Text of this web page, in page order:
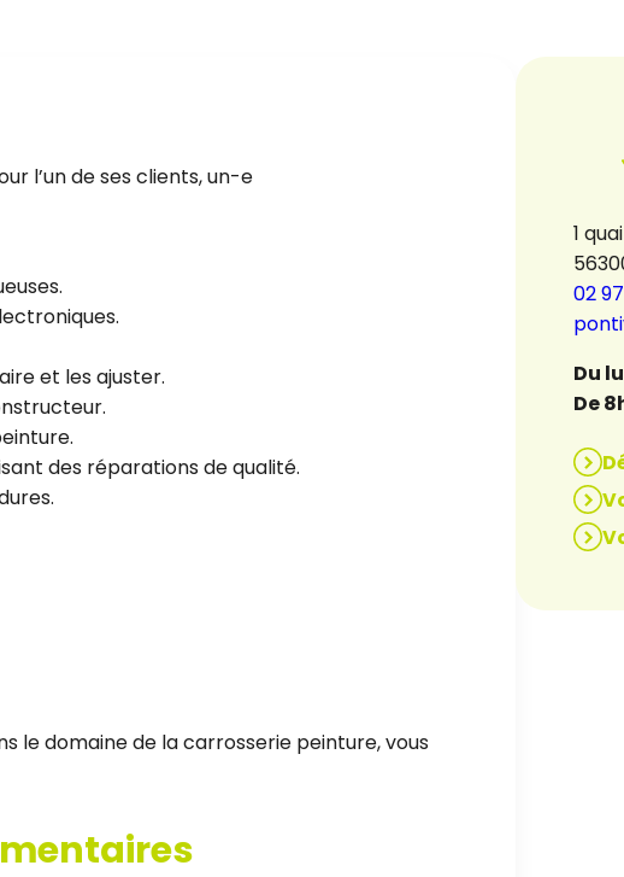
l’un de ses clients, un-e
et les ajuster.
des réparations de qualité.
le domaine de la carrosserie peinture, vous
1
02
Du
De